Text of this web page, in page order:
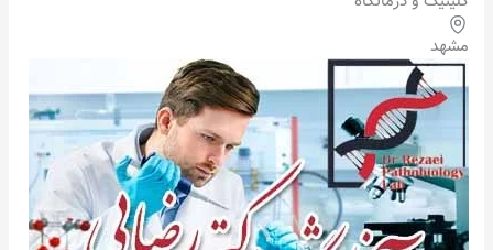
مشهد